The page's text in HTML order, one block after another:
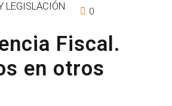
LEGISLACIÓN 0
Fiscal.
en otros